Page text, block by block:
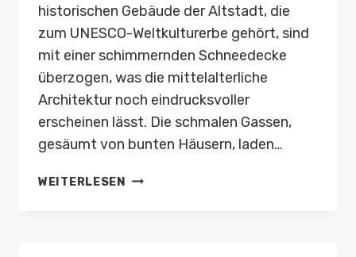
historischen Gebäude der Altstadt, die
zum UNESCO-Weltkulturerbe gehört, sind
mit einer schimmernden Schneedecke
überzogen, was die mittelalterliche
Architektur noch eindrucksvoller
erscheinen lässt. Die schmalen Gassen,
gesäumt von bunten Häusern, laden…
WEITERLESEN
TALLINN